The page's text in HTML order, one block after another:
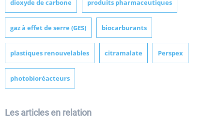
dioxyde de carbone produits pharmaceutiques
gaz à effet de serre (GES) biocarburants
plastiques renouvelables citramalate Perspex
photobioréacteurs
Les articles en relation